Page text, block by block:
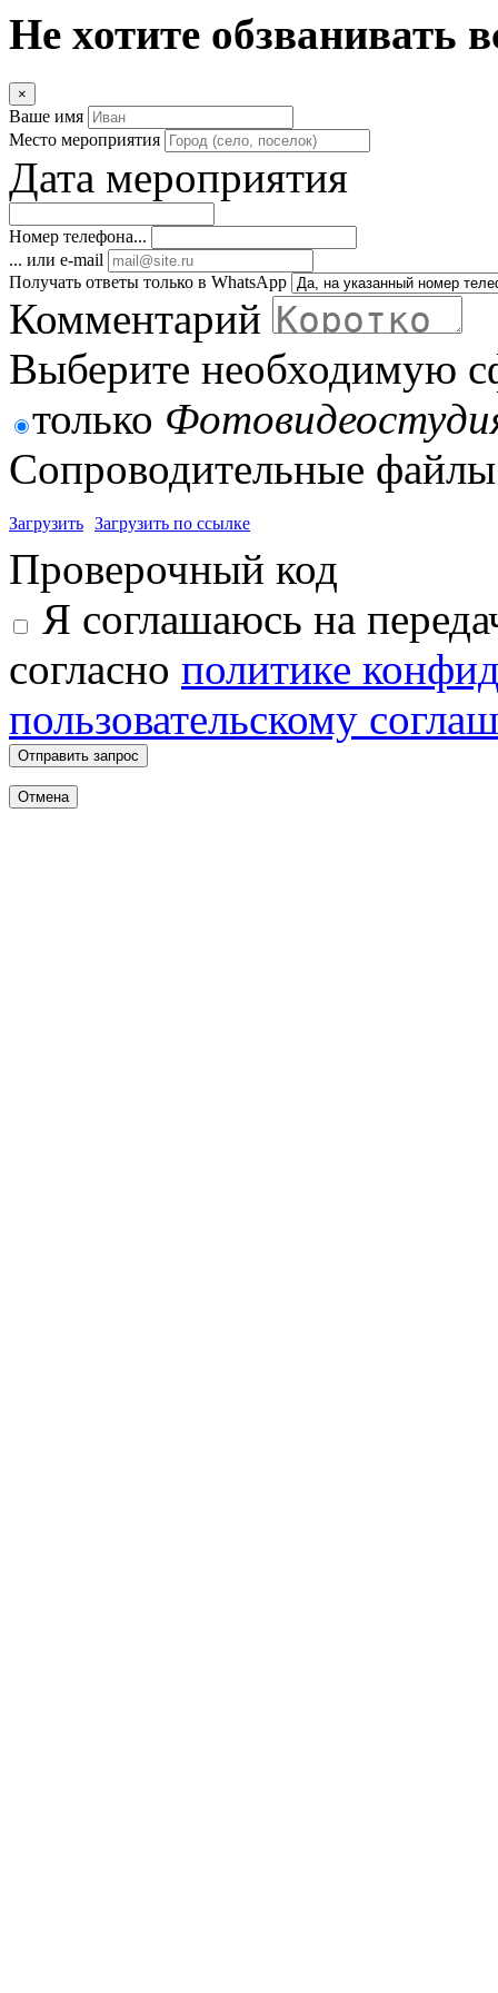
Не хотите обзванивать
×
Ваше имя
Место мероприятия
Дата мероприятия
Номер телефона...
... или e-mail
Получать ответы только в WhatsApp
Комментарий
Выберите необходимую
только
Сопроводительные
Загрузить Загрузить по ссылке
Проверочный код
Я соглашаюсь на
согласно политике
пользовательскому
Отправить запрос
Отмена